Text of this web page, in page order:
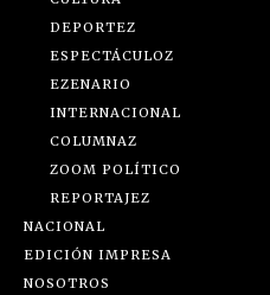
DEPORTEZ
ESPECTÁCULOZ
EZENARIO
INTERNACIONAL
COLUMNAZ
ZOOM POLÍTICO
REPORTAJEZ
NACIONAL
EDICIÓN IMPRESA
NOSOTROS